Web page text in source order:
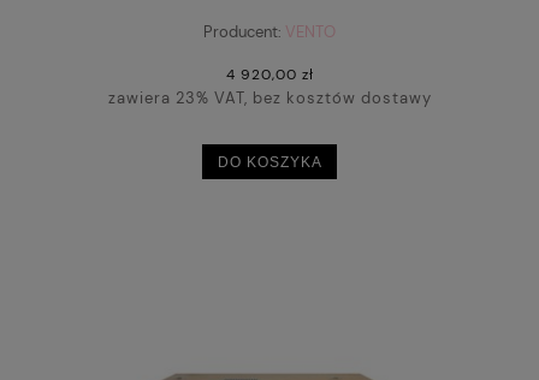
Producent: VENTO
4 920,00 zł
zawiera 23% VAT, bez kosztów dostawy
DO KOSZYKA